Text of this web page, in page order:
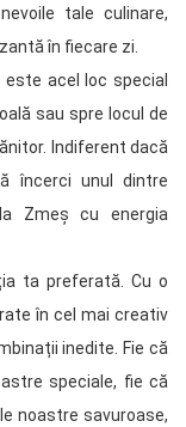
tale culinare,
în fiecare zi.
acel loc special
sau spre locul de
Indiferent dacă
încerci unul dintre
Zmeș cu energia
ta preferată. Cu o
în cel mai creativ
inedite. Fie că
speciale, fie că
noastre savuroase,